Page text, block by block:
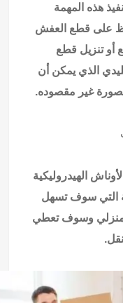
هذه المهمة
على قطع العفش
أو تنزيل قطع
الذي يمكن أن
غير مقصوده.
الهيدروليكية
التي سوف تسهل
وسوف تعطي